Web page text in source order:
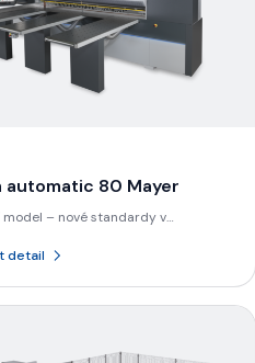
automatic 80 Mayer
model – nové standardy v
detail